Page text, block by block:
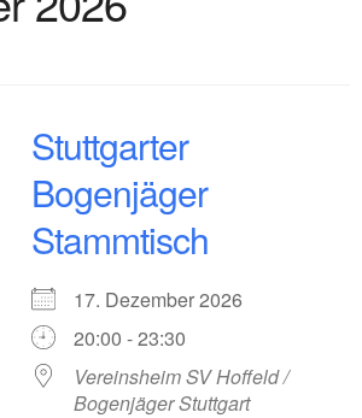
Stuttgarter
Bogenjäger
Stammtisch
17. Dezember 2026
20:00 - 23:30
Vereinsheim SV Hoffeld /
Bogenjäger Stuttgart